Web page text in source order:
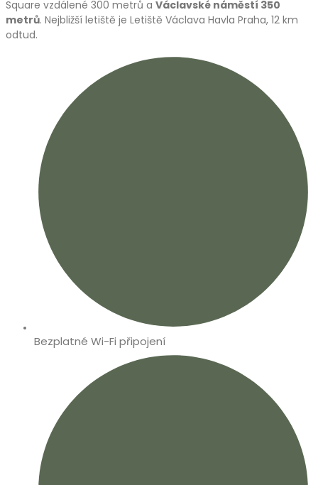
Square vzdálené 300 metrů a Václavské náměstí 350
metrů. Nejbližší letiště je Letiště Václava Havla Praha, 12 km
odtud.
Bezplatné Wi-Fi připojení